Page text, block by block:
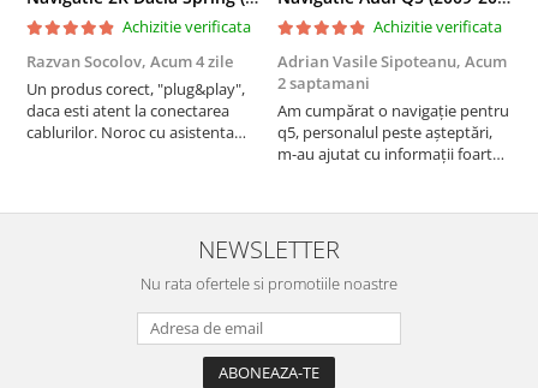
Achizitie verificata
Razvan Socolov, Acum 4 zile
Un produs corect, "plug&play",
daca esti atent la conectarea
cablurilor. Noroc cu asistenta
atras atentia ca nu era conectat
cablul de video de la camera
Achizitie verificata
Adrian Vasile Sipoteanu, Acum
2 saptamani
Am cumpărat o navigație pentru
q5, personalul peste așteptări,
m-au ajutat cu informații foarte
serviabili, livrare rapidă, suport
tehnic, totul impecabil, o să revin
la ei și pentru vi...
NEWSLETTER
Nu rata ofertele si promotiile noastre